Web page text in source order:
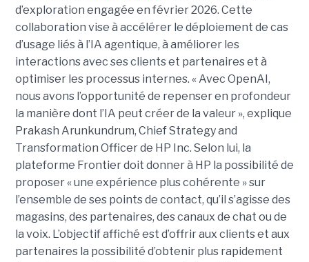
d’exploration engagée en février 2026. Cette
collaboration vise à accélérer le déploiement de cas
d’usage liés à l’IA agentique, à améliorer les
interactions avec ses clients et partenaires et à
optimiser les processus internes. « Avec OpenAI,
nous avons l’opportunité de repenser en profondeur
la manière dont l’IA peut créer de la valeur », explique
Prakash Arunkundrum, Chief Strategy and
Transformation Officer de HP Inc. Selon lui, la
plateforme Frontier doit donner à HP la possibilité de
proposer « une expérience plus cohérente » sur
l’ensemble de ses points de contact, qu’il s’agisse des
magasins, des partenaires, des canaux de chat ou de
la voix. L’objectif affiché est d’offrir aux clients et aux
partenaires la possibilité d’obtenir plus rapidement